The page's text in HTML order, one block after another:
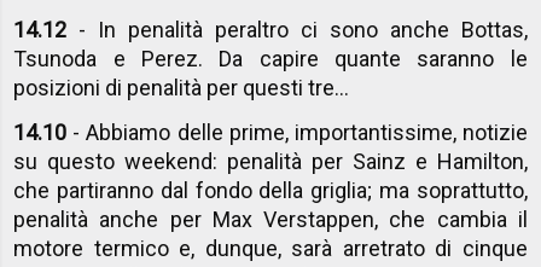
14.12 - In penalità peraltro ci sono anche Bottas,
Tsunoda e Perez. Da capire quante saranno le
posizioni di penalità per questi tre...
14.10 - Abbiamo delle prime, importantissime, notizie
su questo weekend: penalità per Sainz e Hamilton,
che partiranno dal fondo della griglia; ma soprattutto,
penalità anche per Max Verstappen, che cambia il
motore termico e, dunque, sarà arretrato di cinque